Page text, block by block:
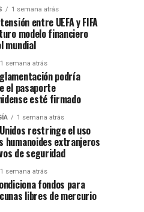
1 semana atrás
entre UEFA y FIFA
modelo financiero
mundial
1 semana atrás
podría
el pasaporte
esté firmado
1 semana atrás
restringe el uso
humanoides extranjeros
de seguridad
1 semana atrás
fondos para
libres de mercurio